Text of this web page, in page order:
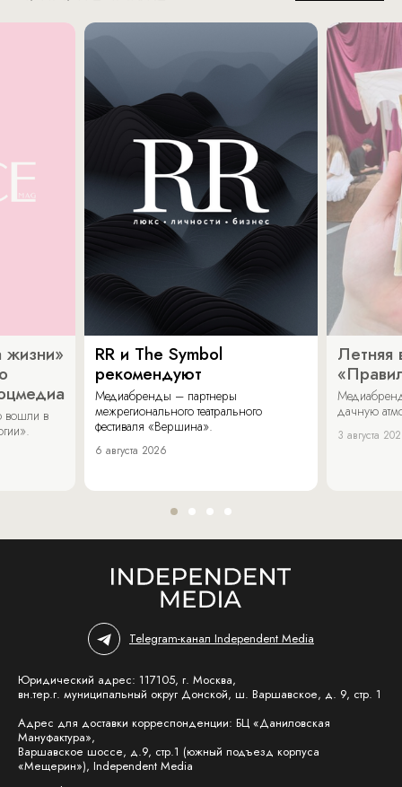
жизни»
вошли в
RR и The Symbol
рекомендуют
Медиабренды – партнеры
межрегионального театрального
фестиваля «Вершина».
6 августа 2026
Летняя
дачную
3 августа
Telegram-канал Independent Media
Юридический адрес: 117105, г. Москва,
вн.тер.г. муниципальный округ Донской, ш. Варшавское, д. 9, стр. 1
Адрес для доставки корреспонденции: БЦ «Даниловская
Мануфактура»,
Варшавское шоссе, д.9, стр.1 (южный подъезд корпуса
«Мещерин»), Independent Media